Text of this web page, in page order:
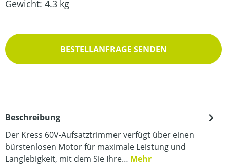
Gewicht: 4.3 kg
BESTELLANFRAGE SENDEN
Beschreibung
Der Kress 60V-Aufsatztrimmer verfügt über einen
bürstenlosen Motor für maximale Leistung und
Langlebigkeit, mit dem Sie Ihre… Mehr